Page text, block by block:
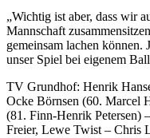
„Wichtig ist aber, dass wir
Mannschaft
gemeinsam lachen können.
unser Spiel bei eigenem
TV Grundhof: Henrik
Ocke Börnsen (60. Marcel
(81. Finn-Henrik Petersen)
Freier, Lewe Twist – Chris